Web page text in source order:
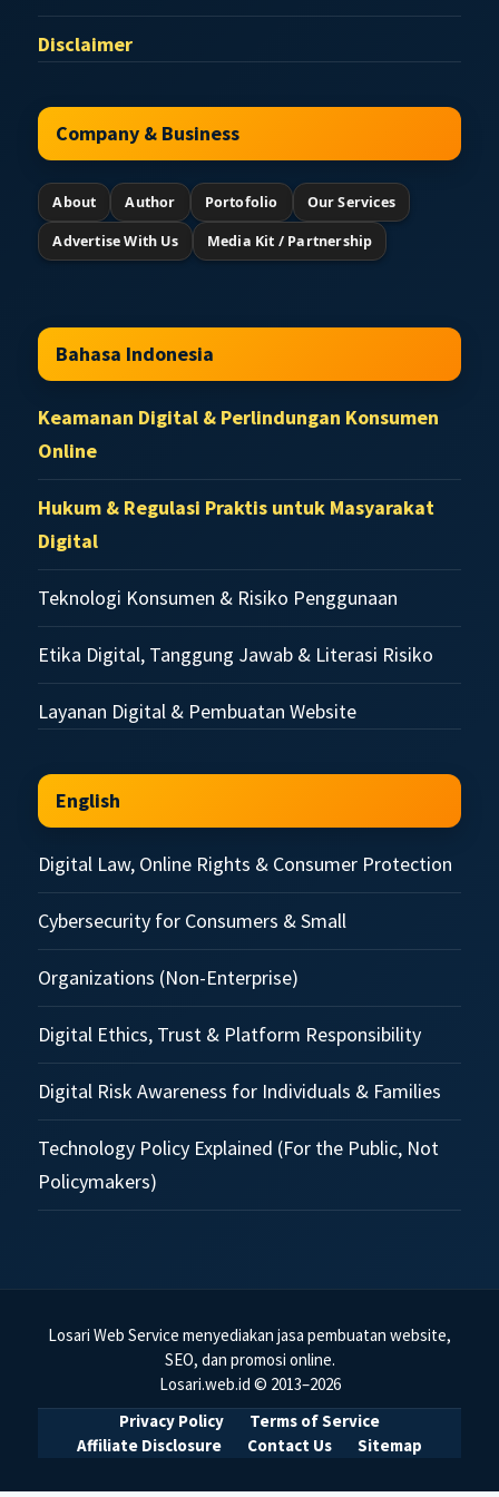
Disclaimer
Company & Business
About Author Portofolio Our Services
Advertise With Us Media Kit / Partnership
Bahasa Indonesia
Keamanan Digital & Perlindungan Konsumen
Online
Hukum & Regulasi Praktis untuk Masyarakat
Digital
Teknologi Konsumen & Risiko Penggunaan
Etika Digital, Tanggung Jawab & Literasi Risiko
Layanan Digital & Pembuatan Website
English
Digital Law, Online Rights & Consumer Protection
Cybersecurity for Consumers & Small
Organizations (Non-Enterprise)
Digital Ethics, Trust & Platform Responsibility
Digital Risk Awareness for Individuals & Families
Technology Policy Explained (For the Public, Not
Policymakers)
Losari Web Service menyediakan jasa pembuatan website,
SEO, dan promosi online.
Losari.web.id © 2013–2026
Privacy Policy
Terms of Service
Affiliate Disclosure
Contact Us Sitemap